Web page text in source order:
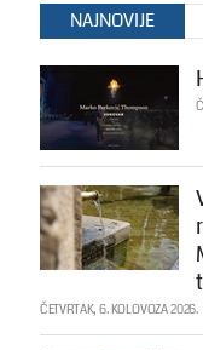
NAJNOVIJE
ČETVRTAK, 6. KOLOVOZA 2026.